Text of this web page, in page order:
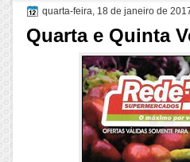
quarta-feira, 18 de janeiro de
Quarta e Quinta